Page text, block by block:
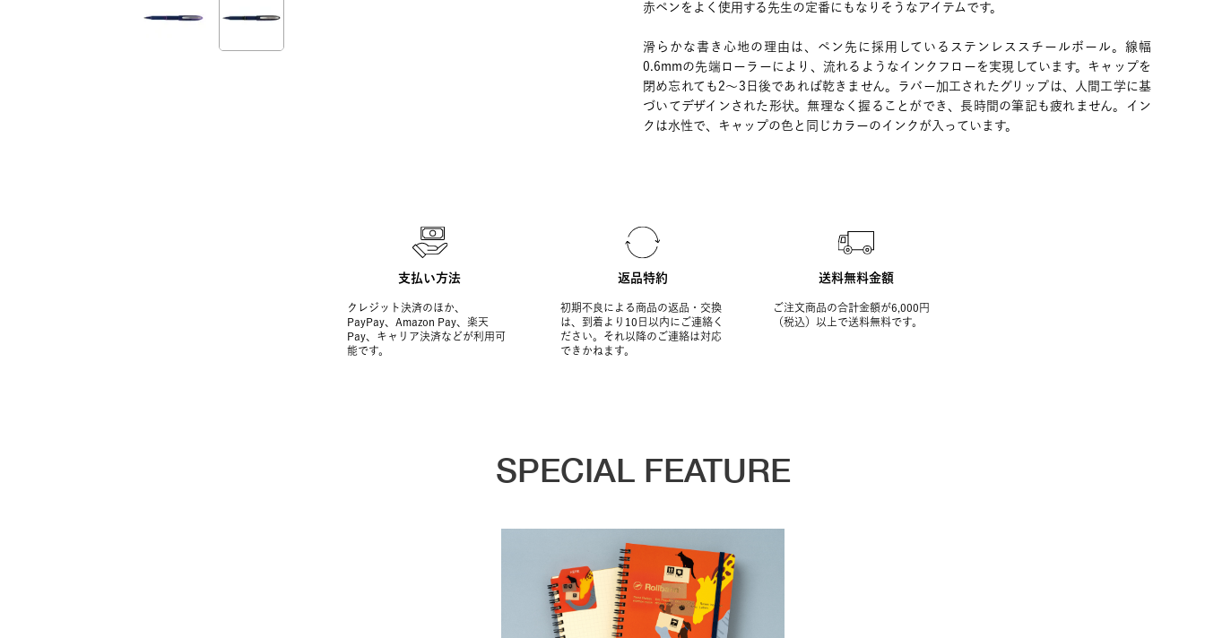
赤ペンをよく使用する先生の定番にもなりそうなアイテムです。
滑らかな書き心地の理由は、ペン先に採用しているステンレススチールボール。線幅
0.6mmの先端ローラーにより、流れるようなインクフローを実現しています。キャップを
閉め忘れても2～3日後であれば乾きません。ラバー加工されたグリップは、人間工学に基
づいてデザインされた形状。無理なく握ることができ、長時間の筆記も疲れません。イン
クは水性で、キャップの色と同じカラーのインクが入っています。
支払い方法
クレジット決済のほか、
PayPay、Amazon Pay、楽天
Pay、キャリア決済などが利用可
能です。
返品特約
初期不良による商品の返品・交換
は、到着より10日以内にご連絡く
ださい。それ以降のご連絡は対応
できかねます。
送料無料金額
ご注文商品の合計金額が6,000円
（税込）以上で送料無料です。
SPECIAL FEATURE